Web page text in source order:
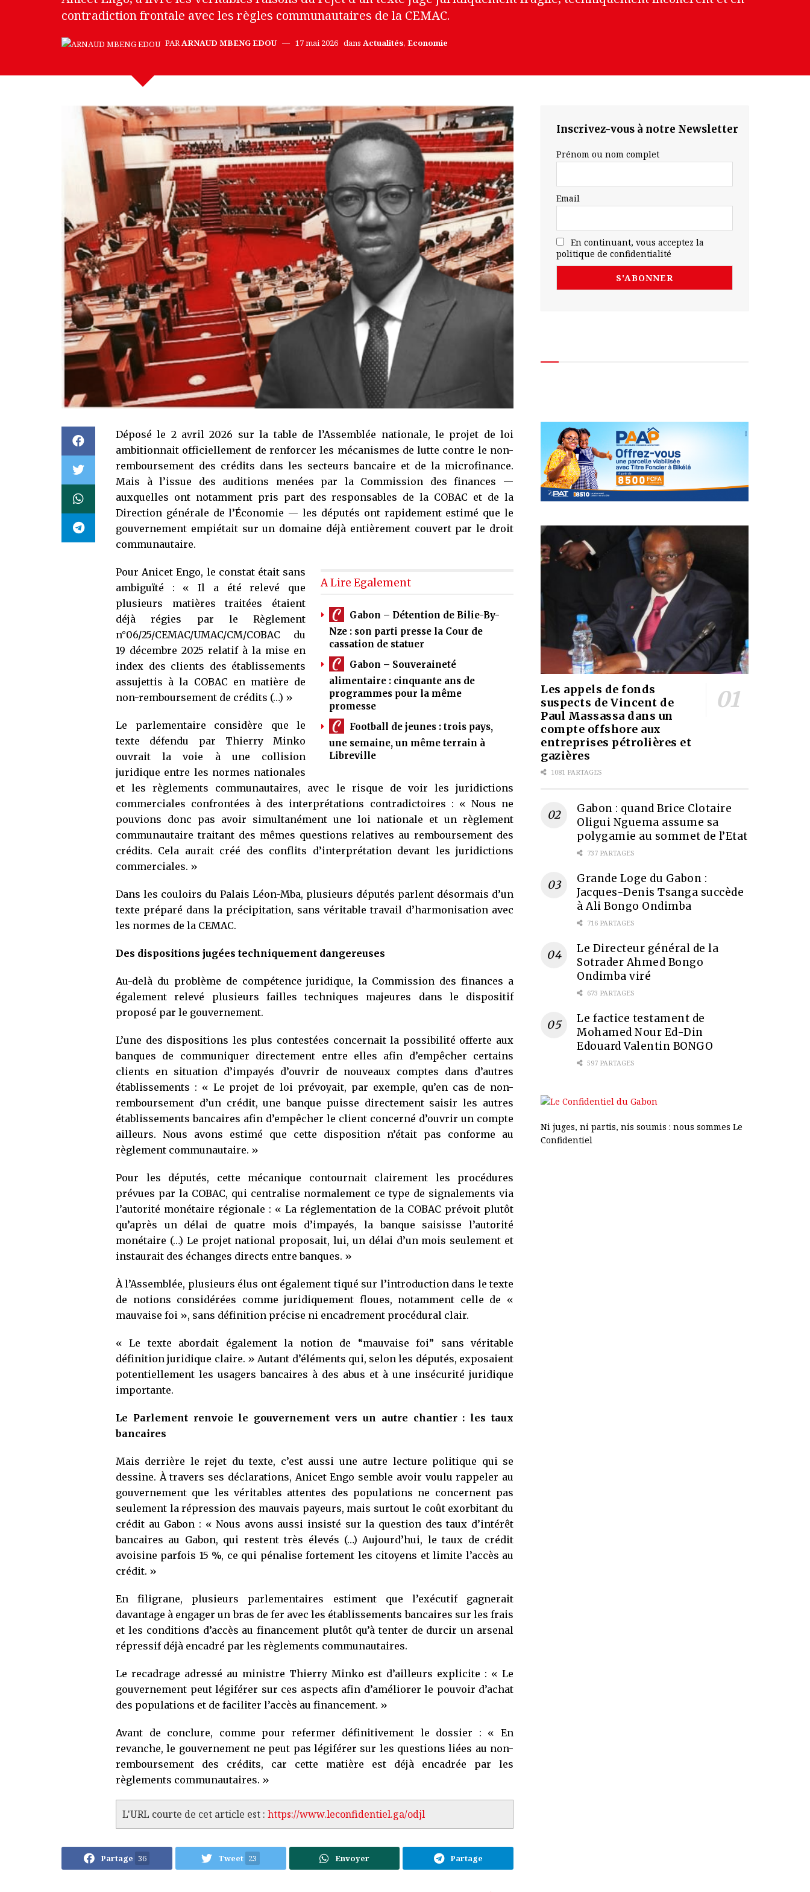
contradiction frontale avec les règles communautaires de la CEMAC.
PARARNAUD MBENG EDOU 17 mai 2026 dans Actualités, Economie
Déposé le 2 avril 2026 sur la table de l’Assemblée nationale, le projet de loi
ambitionnait officiellement de renforcer les mécanismes de lutte contre le non-
remboursement des crédits dans les secteurs bancaire et de la microfinance.
Mais à l’issue des auditions menées par la Commission des finances —
auxquelles ont notamment pris part des responsables de la COBAC et de la
Direction générale de l’Économie — les députés ont rapidement estimé que le
gouvernement empiétait sur un domaine déjà entièrement couvert par le droit
communautaire.
A Lire Egalement
Gabon – Détention de Bilie-By-
Nze : son parti presse la Cour de
cassation de statuer
Gabon – Souveraineté
alimentaire : cinquante ans de
programmes pour la même
promesse
Football de jeunes : trois pays,
une semaine, un même terrain à
Libreville
Pour Anicet Engo, le constat était sans
ambiguïté : « Il a été relevé que
plusieurs matières traitées étaient
déjà régies par le Règlement
n°06/25/CEMAC/UMAC/CM/COBAC du
19 décembre 2025 relatif à la mise en
index des clients des établissements
assujettis à la COBAC en matière de
non-remboursement de crédits (…) »
Le parlementaire considère que le
texte défendu par Thierry Minko
ouvrait la voie à une collision
juridique entre les normes nationales
et les règlements communautaires, avec le risque de voir les juridictions
commerciales confrontées à des interprétations contradictoires : « Nous ne
pouvions donc pas avoir simultanément une loi nationale et un règlement
communautaire traitant des mêmes questions relatives au remboursement des
crédits. Cela aurait créé des conflits d’interprétation devant les juridictions
commerciales. »
Dans les couloirs du Palais Léon-Mba, plusieurs députés parlent désormais d’un
texte préparé dans la précipitation, sans véritable travail d’harmonisation avec
les normes de la CEMAC.
Des dispositions jugées techniquement dangereuses
Au-delà du problème de compétence juridique, la Commission des finances a
également relevé plusieurs failles techniques majeures dans le dispositif
proposé par le gouvernement.
L’une des dispositions les plus contestées concernait la possibilité offerte aux
banques de communiquer directement entre elles afin d’empêcher certains
clients en situation d’impayés d’ouvrir de nouveaux comptes dans d’autres
établissements : « Le projet de loi prévoyait, par exemple, qu’en cas de non-
remboursement d’un crédit, une banque puisse directement saisir les autres
établissements bancaires afin d’empêcher le client concerné d’ouvrir un compte
ailleurs. Nous avons estimé que cette disposition n’était pas conforme au
règlement communautaire. »
Pour les députés, cette mécanique contournait clairement les procédures
prévues par la COBAC, qui centralise normalement ce type de signalements via
l’autorité monétaire régionale : « La réglementation de la COBAC prévoit plutôt
qu’après un délai de quatre mois d’impayés, la banque saisisse l’autorité
monétaire (…) Le projet national proposait, lui, un délai d’un mois seulement et
instaurait des échanges directs entre banques. »
À l’Assemblée, plusieurs élus ont également tiqué sur l’introduction dans le texte
de notions considérées comme juridiquement floues, notamment celle de «
mauvaise foi », sans définition précise ni encadrement procédural clair.
« Le texte abordait également la notion de “mauvaise foi” sans véritable
définition juridique claire. » Autant d’éléments qui, selon les députés, exposaient
potentiellement les usagers bancaires à des abus et à une insécurité juridique
importante.
Le Parlement renvoie le gouvernement vers un autre chantier : les taux
bancaires
Mais derrière le rejet du texte, c’est aussi une autre lecture politique qui se
dessine. À travers ses déclarations, Anicet Engo semble avoir voulu rappeler au
gouvernement que les véritables attentes des populations ne concernent pas
seulement la répression des mauvais payeurs, mais surtout le coût exorbitant du
crédit au Gabon : « Nous avons aussi insisté sur la question des taux d’intérêt
bancaires au Gabon, qui restent très élevés (…) Aujourd’hui, le taux de crédit
avoisine parfois 15 %, ce qui pénalise fortement les citoyens et limite l’accès au
crédit. »
En filigrane, plusieurs parlementaires estiment que l’exécutif gagnerait
davantage à engager un bras de fer avec les établissements bancaires sur les frais
et les conditions d’accès au financement plutôt qu’à tenter de durcir un arsenal
répressif déjà encadré par les règlements communautaires.
Le recadrage adressé au ministre Thierry Minko est d’ailleurs explicite : « Le
gouvernement peut légiférer sur ces aspects afin d’améliorer le pouvoir d’achat
des populations et de faciliter l’accès au financement. »
Avant de conclure, comme pour refermer définitivement le dossier : « En
revanche, le gouvernement ne peut pas légiférer sur les questions liées au non-
remboursement des crédits, car cette matière est déjà encadrée par les
règlements communautaires. »
L'URL courte de cet article est : https://www.leconfidentiel.ga/odjl
Partage 36 Tweet 23 Envoyer Partage
Inscrivez-vous à notre Newsletter
Prénom ou nom complet
Email
En continuant, vous acceptez la
politique de confidentialité
Les appels de fonds
suspects de Vincent de
Paul Massassa dans un
compte offshore aux
entreprises pétrolières et
gazières
1081 PARTAGES
Gabon : quand Brice Clotaire
Oligui Nguema assume sa
polygamie au sommet de l’Etat
737 PARTAGES
Grande Loge du Gabon :
Jacques-Denis Tsanga succède
à Ali Bongo Ondimba
716 PARTAGES
Le Directeur général de la
Sotrader Ahmed Bongo
Ondimba viré
673 PARTAGES
Le factice testament de
Mohamed Nour Ed-Din
Edouard Valentin BONGO
597 PARTAGES
Ni juges, ni partis, nis soumis : nous sommes Le
Confidentiel